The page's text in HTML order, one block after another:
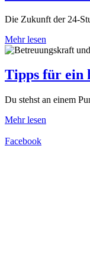
Die Zukunft der 24-
Mehr lesen
Tipps für ein
Du stehst an einem
Mehr lesen
Facebook